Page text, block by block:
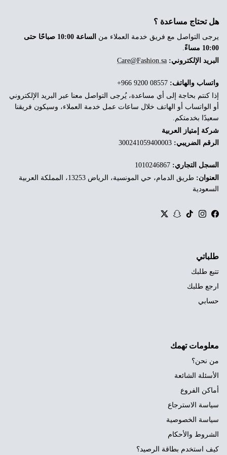
هل تحتاج مساعدة ؟
يرجى التواصل مع فريق خدمة العملاء من
الساعة 10:00 صباحًا حتى
10:00 مساءً
.
البريد الإلكتروني: Care@Fashion.sa
واتساب والهاتف:
إذا كنتم بحاجة إلى أي مساعدة، يُرجى التواصل معنا عبر البريد الإلكتروني
أو الواتساب أو الهاتف خلال ساعات عمل خدمة العملاء، وسيكون فريقنا
سعيدًا بخدمتكم.
شركة إمتياز العربية
الرقم الضريبي:
السجل التجاري:
العنوان:
طريق الدمام، حي المونسية، الرياض 13253، المملكة العربية
السعودية
Facebook
Instagram
TikTok
Snapchat
Twitter
طلباتي
تتبع طلبك
ارجع طلبك
حسابي
معلومات تهمك
من نحن؟
الأسئلة الشائعة
أماكن الفروع
سياسة الاسترجاع
سياسة الخصوصية
الشروط والأحكام
كيف استخدم بطاقة الرصيد؟